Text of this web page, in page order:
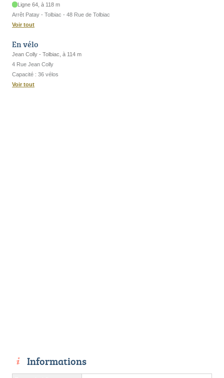
Ligne 64, à 118 m
Arrêt Patay - Tolbiac - 48 Rue de Tolbiac
Voir tout
En vélo
Jean Colly - Tolbiac, à 114 m
4 Rue Jean Colly
Capacité : 36 vélos
Voir tout
Informations